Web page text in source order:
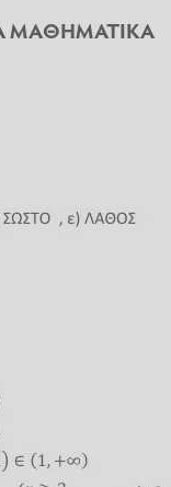
ΜΑΘΗΜΑΤΙΚΑ